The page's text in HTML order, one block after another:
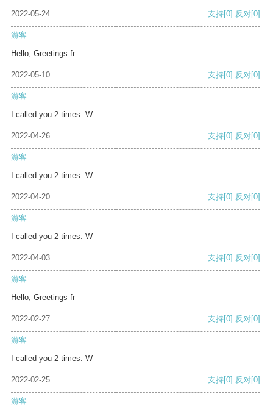
2022-05-24 支持[0] 反对[0]
游客
Hello, Greetings fr
2022-05-10 支持[0] 反对[0]
游客
I called you 2 times. W
2022-04-26 支持[0] 反对[0]
游客
I called you 2 times. W
2022-04-20 支持[0] 反对[0]
游客
I called you 2 times. W
2022-04-03 支持[0] 反对[0]
游客
Hello, Greetings fr
2022-02-27 支持[0] 反对[0]
游客
I called you 2 times. W
2022-02-25 支持[0] 反对[0]
游客